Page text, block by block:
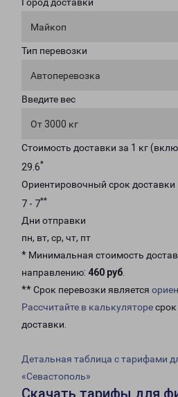
Майкоп
Тип перевозки
Автоперевозка
Введите вес
От 3000 кг
Стоимость доставки за 1 кг
29.6*
Ориентировочный срок доставки
7 - 7**
Дни отправки
пн, вт, ср, чт, пт
* Минимальная стоимость
направлению: 460 руб.
** Срок перевозки является
Рассчитайте в калькуляторе
доставки.
Детальная таблица с тарифами
«Севастополь»